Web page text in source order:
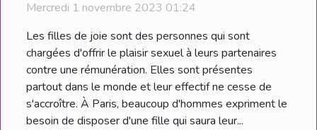
Mercredi 1 novembre 2023 01:24
Les filles de joie sont des personnes qui sont
chargées d'offrir le plaisir sexuel à leurs partenaires
contre une rémunération. Elles sont présentes
partout dans le monde et leur effectif ne cesse de
s'accroître. À Paris, beaucoup d'hommes expriment le
besoin de disposer d'une fille qui saura leur...